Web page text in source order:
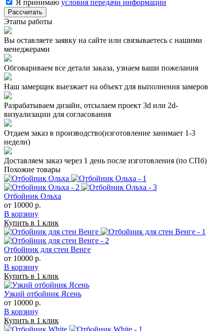
Я принимаю условия передачи информации
Рассчитать
Этапы работы
Вы оставляете заявку на сайте или связываетесь с нашими
менеджерами
Обговариваем все детали заказа, узнаем ваши пожелания
Наш замерщик выезжает на объект для выполнения замеров
Разрабатываем дизайн, отсылаем проект 3d или 2d-
визуализации для согласования
Отдаем заказ в производство(изготовление занимает 1-3
недели)
Доставляем заказ через 1 день после изготовления (по СПб)
Похожие товары
Отбойник Ольха
от 10000 р.
В корзину
Купить в 1 клик
Отбойник для стен Венге
от 10000 р.
В корзину
Купить в 1 клик
Узкий отбойник Ясень
от 10000 р.
В корзину
Купить в 1 клик